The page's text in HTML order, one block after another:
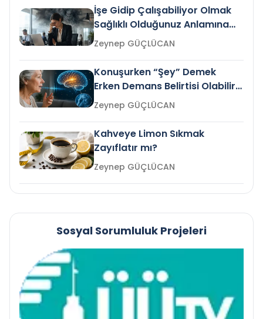
İşe Gidip Çalışabiliyor Olmak
Sağlıklı Olduğunuz Anlamına
Gelir mi?Zeynep GÜÇLÜCAN
Konuşurken “Şey” Demek
Erken Demans Belirtisi Olabilir
mi?
Zeynep GÜÇLÜCAN
Kahveye Limon Sıkmak
Zayıflatır mı?
Zeynep GÜÇLÜCAN
Sosyal Sorumluluk Projeleri